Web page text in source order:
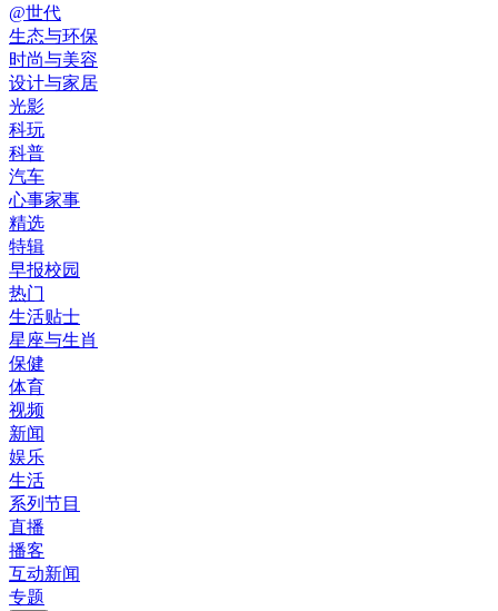
@世代
生态与环保
时尚与美容
设计与家居
光影
科玩
科普
汽车
心事家事
精选
特辑
早报校园
热门
生活贴士
星座与生肖
保健
体育
视频
新闻
娱乐
生活
系列节目
直播
播客
互动新闻
专题